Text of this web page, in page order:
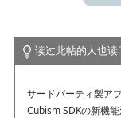
读过此帖的人也
サードパーティ製ア
Cubism SDKの新機